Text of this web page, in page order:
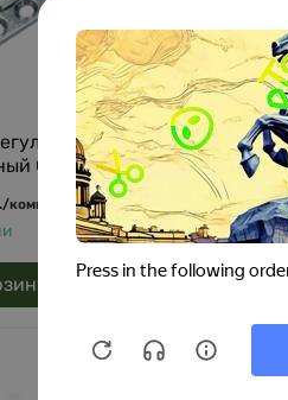
CZ 149 A-1 (Китай)
/комплект